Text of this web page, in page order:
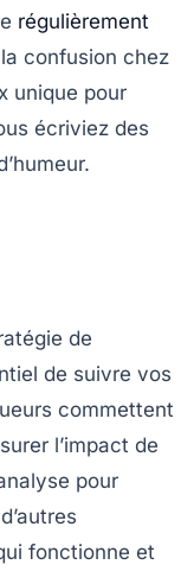
régulièrement
confusion chez
unique pour
écriviez des
de
de suivre vos
commettent
l’impact de
pour
fonctionne et